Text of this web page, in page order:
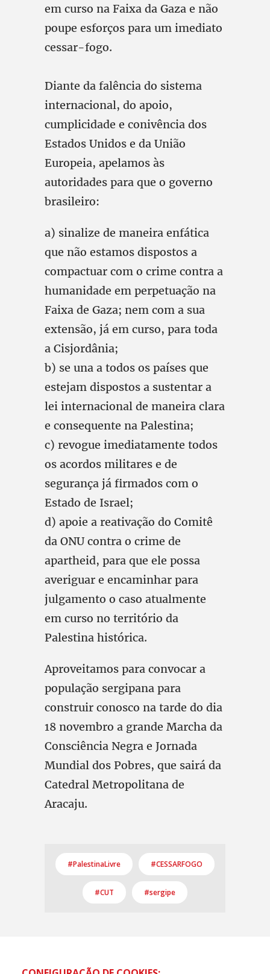
em curso na Faixa da Gaza e não
poupe esforços para um imediato
cessar-fogo.
Diante da falência do sistema
internacional, do apoio,
cumplicidade e conivência dos
Estados Unidos e da União
Europeia, apelamos às
autoridades para que o governo
brasileiro:
a) sinalize de maneira enfática
que não estamos dispostos a
compactuar com o crime contra a
humanidade em perpetuação na
Faixa de Gaza; nem com a sua
extensão, já em curso, para toda
a Cisjordânia;
b) se una a todos os países que
estejam dispostos a sustentar a
lei internacional de maneira clara
e consequente na Palestina;
c) revogue imediatamente todos
os acordos militares e de
segurança já firmados com o
Estado de Israel;
d) apoie a reativação do Comitê
da ONU contra o crime de
apartheid, para que ele possa
averiguar e encaminhar para
julgamento o caso atualmente
em curso no território da
Palestina histórica.
Aproveitamos para convocar a
população sergipana para
construir conosco na tarde do dia
18 novembro a grande Marcha da
Consciência Negra e Jornada
Mundial dos Pobres, que sairá da
Catedral Metropolitana de
Aracaju.
#PalestinaLivre #CESSARFOGO
#CUT #sergipe